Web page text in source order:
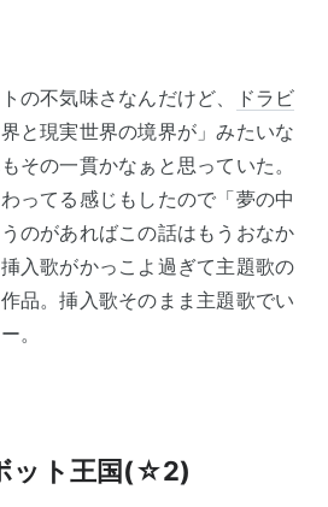
の不気味さなんだけど、
ドラビ
と現実世界の境界が」みたいな
その一貫かなぁと思っていた。
ってる感じもしたので「夢の中
のがあればこの話はもうおなか
入歌がかっこよ過ぎて主題歌の
品。挿入歌そのまま主題歌でい
。
ット王国(☆2)